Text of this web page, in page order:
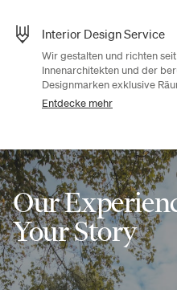
Interior Design Service
Wir gestalten und richten
Innenarchitekten und der
Designmarken exklusive
Entdecke mehr
Our
Your Story